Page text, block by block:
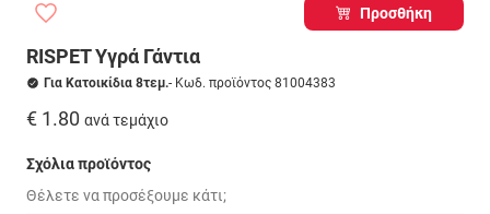
Προσθήκη
RISPET Υγρά Γάντια
Για Κατοικίδια 8τεμ.- Κωδ. προϊόντος 81004383
€ 1.80 ανά τεμάχιο
Σχόλια προϊόντος